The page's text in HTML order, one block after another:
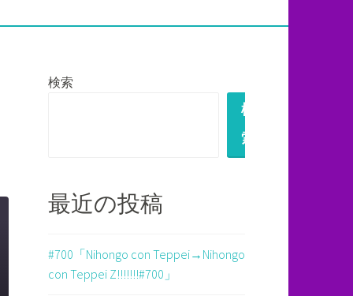
検索
検
索
最近の投稿
#700「Nihongo con Teppei→Nihongo
con Teppei Z!!!!!!!#700」